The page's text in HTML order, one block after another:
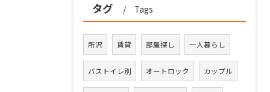
タグ Tags
所沢 賃貸 部屋探し 一人暮らし
バストイレ別 オートロック カップル